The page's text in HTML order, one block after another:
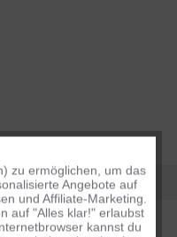
Aktiv
Inaktiv
zu ermöglichen, um das
Angebote auf
und Affiliate-Marketing.
auf "Alles klar!" erlaubst
kannst du